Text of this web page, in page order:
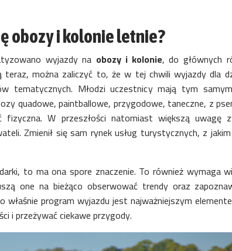
obozy i kolonie letnie?
wyjazdy na obozy i kolonie, do głównych
teraz, można zaliczyć to, że w tej chwili wyjazdy dla
tematycznych. Młodzi uczestnicy mają tym
quadowe, paintballowe, przygodowe, taneczne, z
fizyczna. W przeszłości natomiast większą uwagę
Zmienił się sam rynek usług turystycznych, z jakim
to ma ona spore znaczenie. To również wymaga
one na bieżąco obserwować trendy oraz
program wyjazdu jest najważniejszym
i przeżywać ciekawe przygody.